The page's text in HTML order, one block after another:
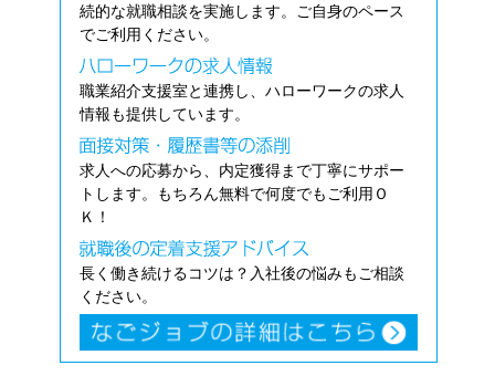
続的な就職相談を実施します。ご自身のペース
でご利用ください。
職業紹介支援室と連携し、ハローワークの求人
情報も提供しています。
求人への応募から、内定獲得まで丁寧にサポー
トします。もちろん無料で何度でもご利用Ｏ
Ｋ！
長く働き続けるコツは？入社後の悩みもご相談
ください。